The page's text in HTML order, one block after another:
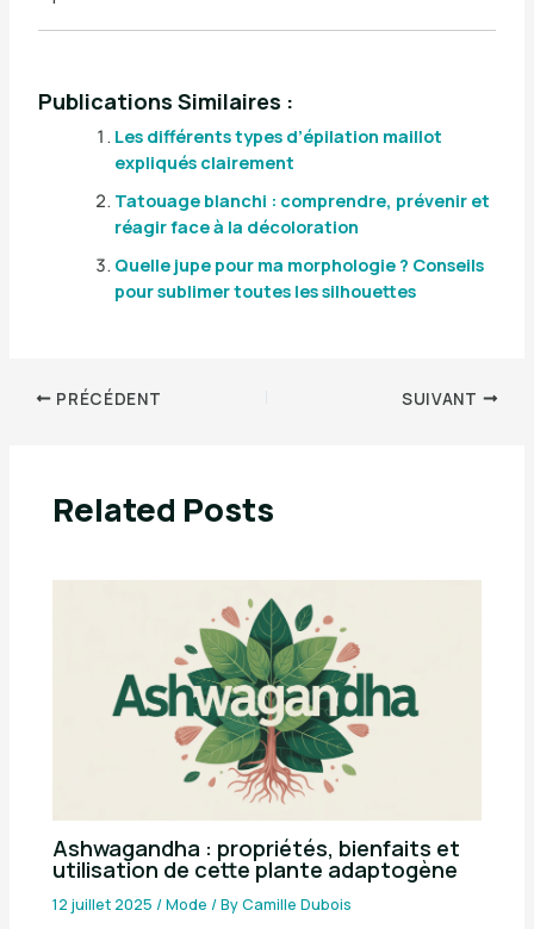
Publications Similaires :
Les différents types d’épilation maillot
expliqués clairement
Tatouage blanchi : comprendre, prévenir et
réagir face à la décoloration
Quelle jupe pour ma morphologie ? Conseils
pour sublimer toutes les silhouettes
PRÉCÉDENT SUIVANT
Related Posts
Ashwagandha : propriétés, bienfaits et
utilisation de cette plante adaptogène
12 juillet 2025/Mode / ByCamille Dubois